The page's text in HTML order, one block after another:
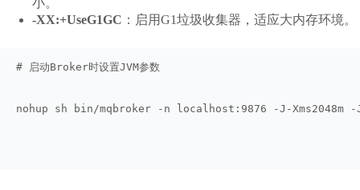
小。
-XX:+UseG1GC ：启用G1垃圾收集器，适应大内存环境。
# 启动Broker时设置JVM参数
nohup sh bin/mqbroker -n localhost:9876 -J-Xms2048m -J-